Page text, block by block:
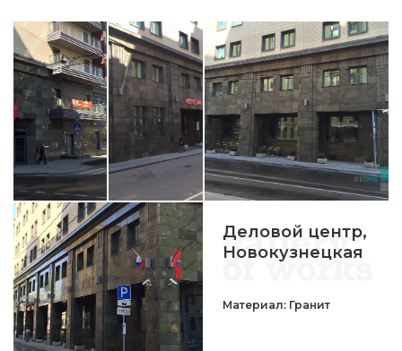
Деловой центр,
Новокузнецкая
Материал: Гранит